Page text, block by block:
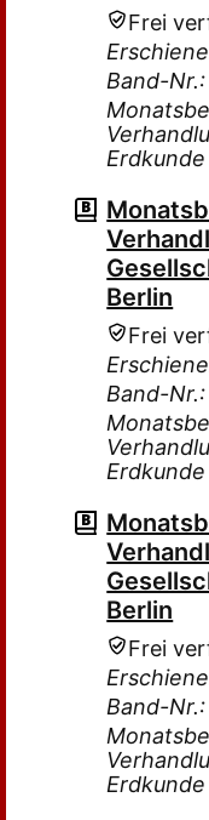
Frei
Band-
Berlin
Frei
Band-Nr.:
Berlin
Frei
Band-Nr.: